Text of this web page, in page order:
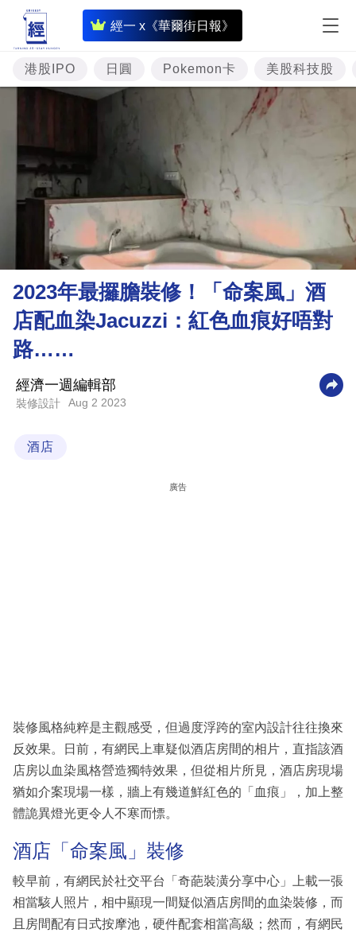
經一 x《華爾街日報》
即
時
財
經
樓
市
理
財
商
科
技
港股IPO 日圓 Pokemon卡 美股科技股
2023年最攞膽裝修！「命案風」酒
店配血染Jacuzzi：紅色血痕好唔對
路……
經濟一週編輯部
裝修設計 Aug 2 2023
酒店
廣告
裝修風格純粹是主觀感受，但過度浮跨的室內設計往往換來
反效果。日前，有網民上車疑似酒店房間的相片，直指該酒
店房以血染風格營造獨特效果，但從相片所見，酒店房現場
猶如介案現場一樣，牆上有幾道鮮紅色的「血痕」，加上整
體詭異燈光更令人不寒而慓。
酒店「命案風」裝修
較早前，有網民於社交平台「奇葩裝潢分享中心」上載一張
相當駭人照片，相中顯現一間疑似酒店房間的血染裝修，而
且房間配有日式按摩池，硬件配套相當高級；然而，有網民